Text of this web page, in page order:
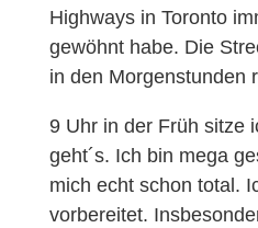
Highways in Toronto
gewöhnt habe. Die
in den Morgenstunden
9 Uhr in der Früh sitze
geht´s. Ich bin mega
mich echt schon total.
vorbereitet.